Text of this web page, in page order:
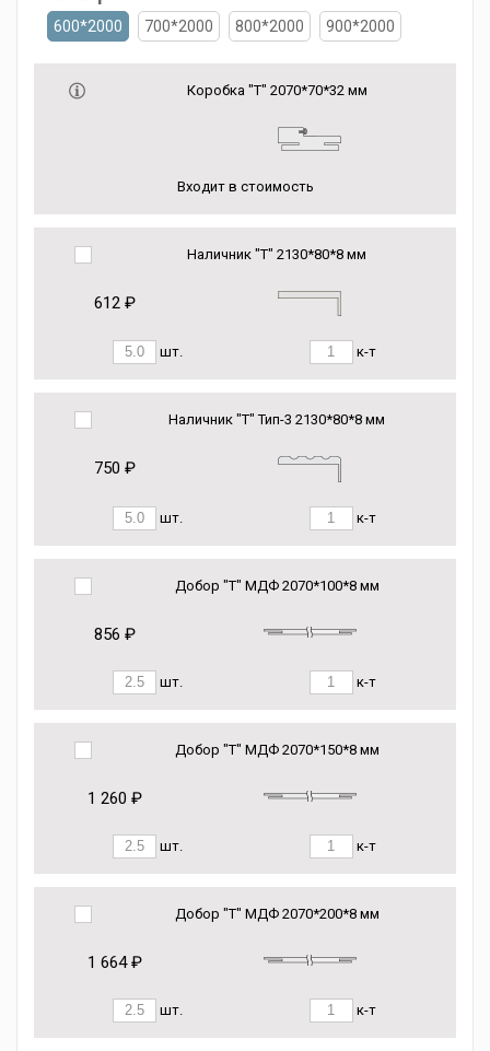
600*2000 700*2000 800*2000 900*2000
Коробка "Т" 2070*70*32 мм
Входит в стоимость
Наличник "Т" 2130*80*8 мм
612 ₽
шт. к-т
Наличник "Т" Тип-3 2130*80*8 мм
750 ₽
шт. к-т
Добор "Т" МДФ 2070*100*8 мм
856 ₽
шт. к-т
Добор "Т" МДФ 2070*150*8 мм
1 260 ₽
шт. к-т
Добор "Т" МДФ 2070*200*8 мм
1 664 ₽
шт. к-т